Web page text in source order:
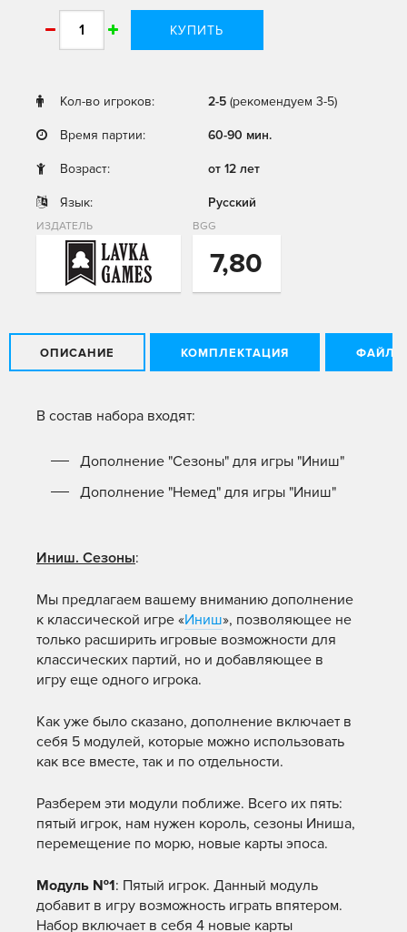
КУПИТЬ
Кол-во игроков: 2-5 (рекомендуем 3-5)
Время партии: 60-90 мин.
Возраст: от 12 лет
Язык: Русский
ИЗДАТЕЛЬ BGG
7,80
ОПИСАНИЕ КОМПЛЕКТАЦИЯ ФАЙЛЫ
В состав набора входят:
Дополнение "Сезоны" для игры "Иниш"
Дополнение "Немед" для игры "Иниш"
Иниш. Сезоны:
Мы предлагаем вашему вниманию дополнение
к классической игре «Иниш», позволяющее не
только расширить игровые возможности для
классических партий, но и добавляющее в
игру еще одного игрока.
Как уже было сказано, дополнение включает в
себя 5 модулей, которые можно использовать
как все вместе, так и по отдельности.
Разберем эти модули поближе. Всего их пять:
пятый игрок, нам нужен король, сезоны Иниша,
перемещение по морю, новые карты эпоса.
Модуль №1: Пятый игрок. Данный модуль
добавит в игру возможность играть впятером.
Набор включает в себя 4 новые карты